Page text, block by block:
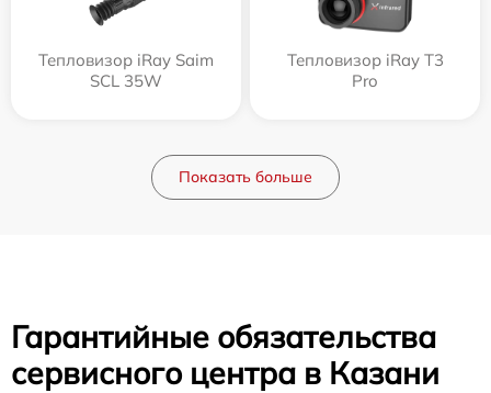
Тепловизор iRay Saim
SCL 35W
Тепловизор iRay T3
Pro
Показать больше
Гарантийные обязательства
сервисного центра в Казани